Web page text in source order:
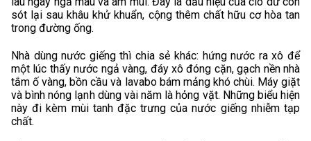
sót lại sau khâu khử khuẩn, cộng thêm chất hữu cơ hòa tan
trong đường ống.
Nhà dùng nước giếng thì chia sẻ khác: hứng nước ra xô để
một lúc thấy nước ngả vàng, đáy xô đóng cặn, gạch nền nhà
tắm ố vàng, bồn cầu và lavabo bám mảng khó chùi. Máy giặt
và bình nóng lạnh dùng vài năm là hỏng vặt. Những biểu hiện
này đi kèm mùi tanh đặc trưng của nước giếng nhiễm tạp
chất.